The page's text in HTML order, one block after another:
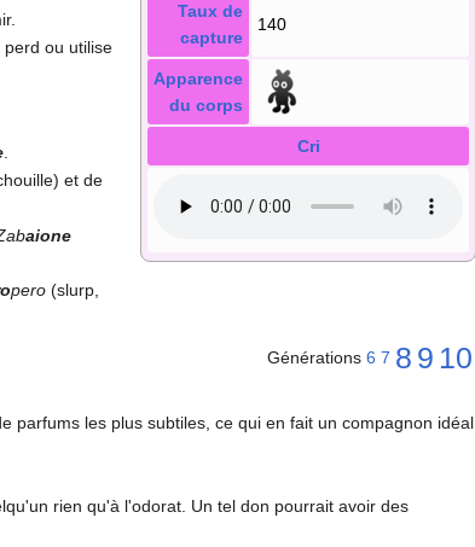
Taux de
capture
140
Apparence
du corps
Cri
perd ou utilise
et de
aione
pero (slurp,
Générations 6 7 8 9 10
parfums les plus subtiles, ce qui en fait un compagnon idéal
rien qu'à l'odorat. Un tel don pourrait avoir des